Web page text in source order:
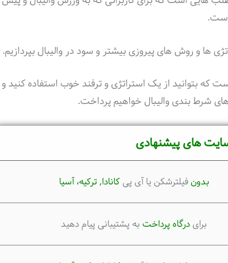
ها و روش های پیروزی بیشتر و سود در والیبال بپردازیم.
که بتوانید از یک استراتژی و ترفند خوب استفاده کنید و
شرط بندی والیبال خواهیم پرداخت.
های پیشنهادی
بدونفیلترشکن یا آی پیکانادا, ترکیه، آسیا
برایدرگاه پرداختبه پشتیبانی پیام دهید